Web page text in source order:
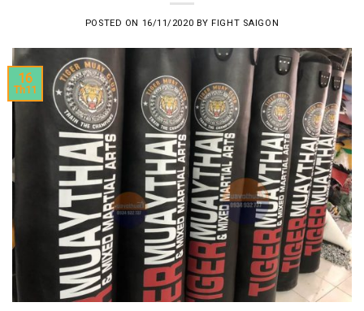
POSTED ON 16/11/2020 BYFIGHT SAIGON
16
Th11